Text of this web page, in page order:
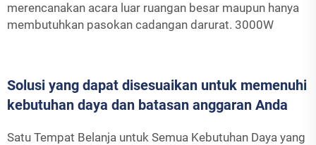
merencanakan acara luar ruangan besar maupun hanya
membutuhkan pasokan cadangan darurat. 3000W
Solusi yang dapat disesuaikan untuk memenuhi
kebutuhan daya dan batasan anggaran Anda
Satu Tempat Belanja untuk Semua Kebutuhan Daya yang